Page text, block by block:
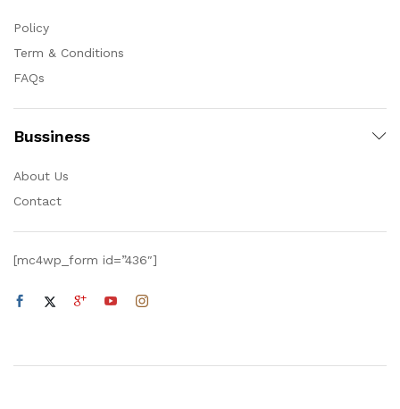
Policy
Term & Conditions
FAQs
Bussiness
About Us
Contact
[mc4wp_form id=”436″]